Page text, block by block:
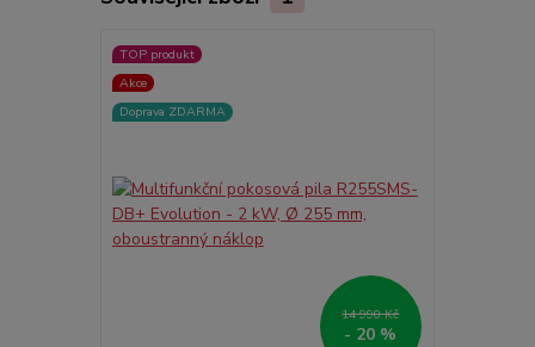
TOP produkt
Akce
Doprava ZDARMA
14 990 Kč
- 20 %